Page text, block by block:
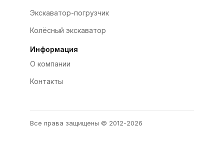
Экскаватор-погрузчик
Колёсный экскаватор
Информация
О компании
Контакты
Все права защищены © 2012-2026